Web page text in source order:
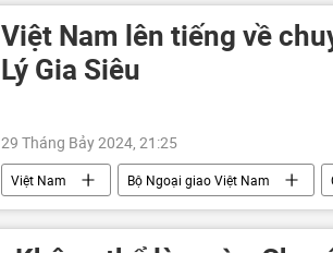
Việt Nam lên tiếng về
Lý Gia Siêu
29 Tháng Bảy 2024, 21:25
Việt Nam Bộ Ngoại giao Việt Nam